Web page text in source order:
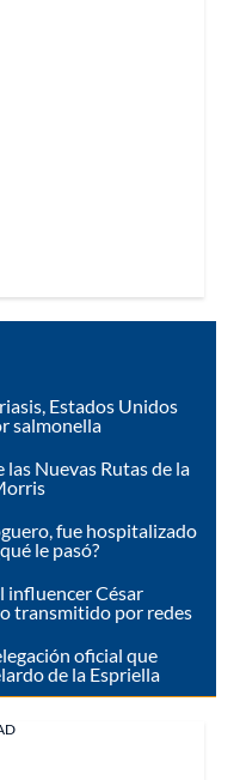
Estados Unidos
salmonella
Nuevas Rutas de la
fue hospitalizado
le pasó?
influencer César
transmitido por redes
oficial que
de la Espriella